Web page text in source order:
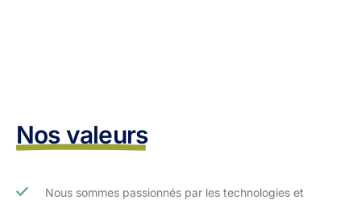
Nos valeurs
Nous sommes passionnés par les technologies et